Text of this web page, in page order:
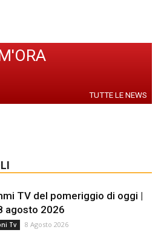
TUTTE LE NEWS
TV del pomeriggio di oggi |
agosto 2026
Tv 8 Agosto 2026